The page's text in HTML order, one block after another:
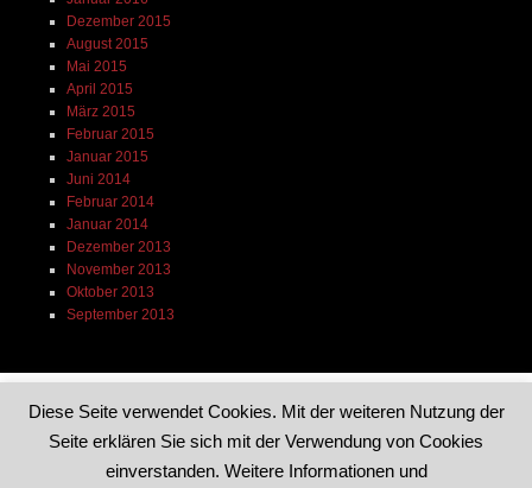
Dezember 2015
August 2015
Mai 2015
April 2015
März 2015
Februar 2015
Januar 2015
Juni 2014
Februar 2014
Januar 2014
Dezember 2013
November 2013
Oktober 2013
September 2013
Diese Seite verwendet Cookies. Mit der weiteren Nutzung der
Seite erklären Sie sich mit der Verwendung von Cookies
einverstanden. Weitere Informationen und